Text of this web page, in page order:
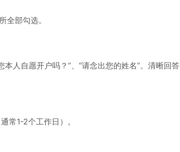
全部勾选。
人自愿开户吗？”、“请念出您的姓名”。清晰回答
常1-2个工作日）。